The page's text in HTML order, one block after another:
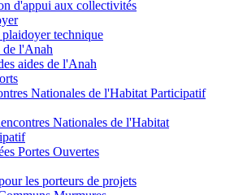
d'appui aux collectivités
technique
de l'Anah
aides de l'Anah
Nationales de l'Habitat Participatif
Nationales de l'Habitat
Portes Ouvertes
les porteurs de projets